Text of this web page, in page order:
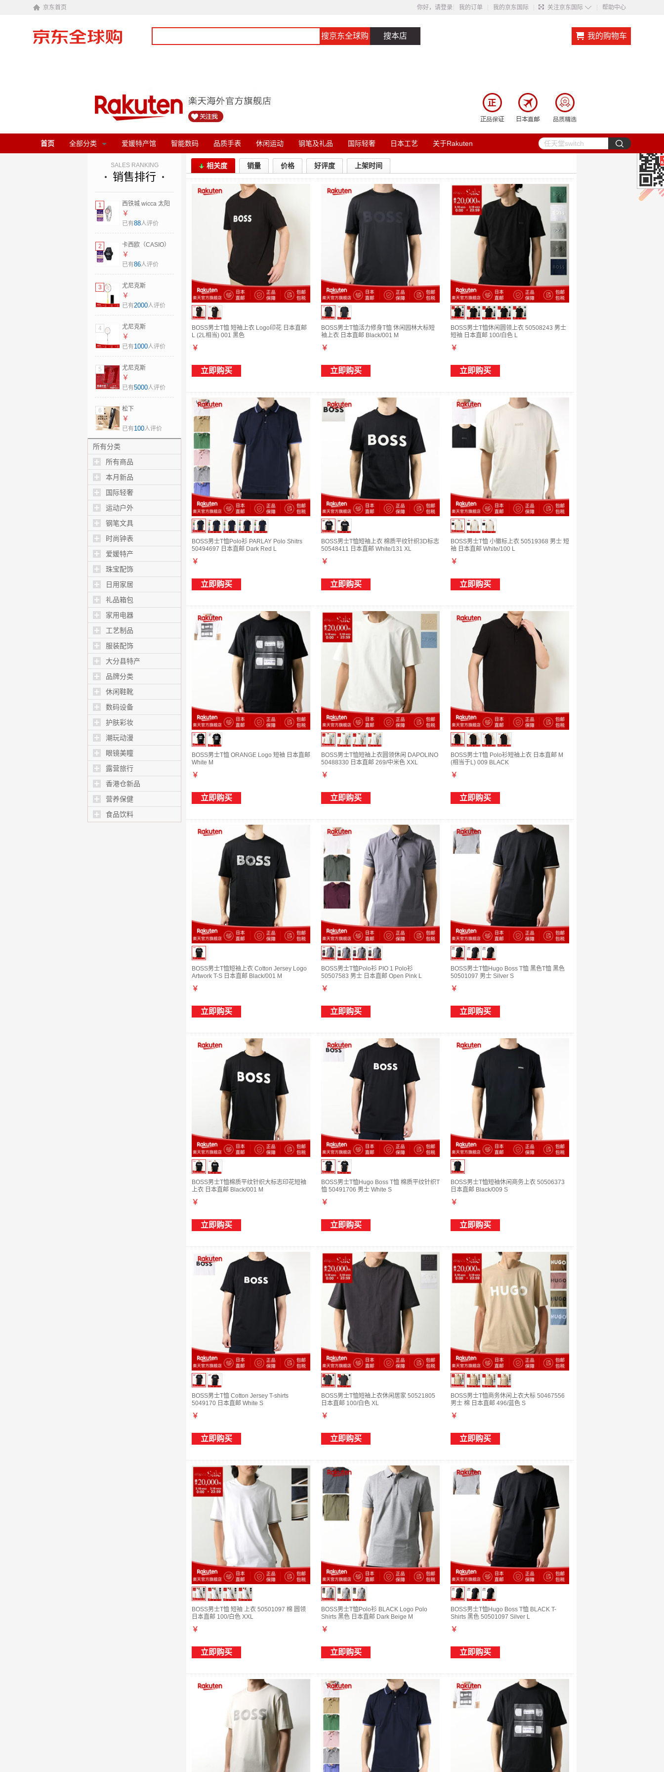
京东首页 你好，请登录 我的订单 我的京东国际 关注京东国际 ◇ 帮助中心
搜京东全球购 搜本店 我的购物车
首页 全部分类 爱媛特产馆 智能数码 品质手表 休闲运动 钢笔及礼品 国际轻奢 日本工艺 关于Rakuten
SALES RANKING
销售排行
1
西铁城 wicca 太阳
能女士手表 KH9-
914-93防水母亲节
￥
已有88人评价
2
卡西欧（CASIO）
太阳能电波手表男
士运动腕表G-
GW-6900U-1JF
(led背光升级版)
￥
已有86人评价
3
尤尼克斯
（YONEX）羽毛球
拍疾光NF1000Z单
NF1000Z 日版 4U5
￥
已有2000人评价
4
尤尼克斯
（YONEX）羽毛球
拍新款疾光NF700P
空拍 日本直邮 新款
2NF700Pro JP版
4U6
￥
已有1000人评价
5
尤尼克斯
（YONEX）羽毛球
拍弓箭11日版JP版
空拍日本直邮
ARC11-Pro 4U5
￥
已有5000人评价
6
松下
（Panasonic）女
士卷直发棒两用造
板 EH-HS0J 日本直
邮 EH-HS0J-W（白
色） -
￥
已有100人评价
所有分类
所有商品
本月新品
国际轻奢
运动户外
钢笔文具
时尚钟表
爱媛特产
珠宝配饰
日用家居
礼品箱包
家用电器
工艺制品
服装配饰
大分县特产
品牌分类
休闲鞋靴
数码设备
护肤彩妆
潮玩动漫
眼镜美瞳
露营旅行
香港仓新品
营养保健
食品饮料
相关度 销量 价格 好评度 上架时间
BOSS男士T恤 短袖上衣 Logo印花 日本直邮
L (2L相当) 001 黑色
￥
立即购买
BOSS男士T恤活力修身T恤 休闲园林大标短
袖上衣 日本直邮 Black/001 M
￥
立即购买
BOSS男士T恤休闲圆领上衣 50508243 男士
短袖 日本直邮 100/白色 L
￥
立即购买
BOSS男士T恤Polo衫 PARLAY Polo Shitrs
50494697 日本直邮 Dark Red L
￥
立即购买
BOSS男士T恤短袖上衣 棉质平纹针织3D标志
50548411 日本直邮 White/131 XL
￥
立即购买
BOSS男士T恤 小徽标上衣 50519368 男士 短
袖 日本直邮 White/100 L
￥
立即购买
BOSS男士T恤 ORANGE Logo 短袖 日本直邮
White M
￥
立即购买
BOSS男士T恤短袖上衣圆领休闲 DAPOLINO
50488330 日本直邮 269/中米色 XXL
￥
立即购买
BOSS男士T恤 Polo衫短袖上衣 日本直邮 M
(相当于L) 009 BLACK
￥
立即购买
BOSS男士T恤短袖上衣 Cotton Jersey Logo
Artwork T-S 日本直邮 Black/001 M
￥
立即购买
BOSS男士T恤Polo衫 PIO 1 Polo衫
50507583 男士 日本直邮 Open Pink L
￥
立即购买
BOSS男士T恤Hugo Boss T恤 黑色T恤 黑色
50501097 男士 Silver S
￥
立即购买
BOSS男士T恤棉质平纹针织大标志印花短袖
上衣 日本直邮 Black/001 M
￥
立即购买
BOSS男士T恤Hugo Boss T恤 棉质平纹针织T
恤 50491706 男士 White S
￥
立即购买
BOSS男士T恤短袖休闲商务上衣 50506373
日本直邮 Black/009 S
￥
立即购买
BOSS男士T恤 Cotton Jersey T-shirts
5049170 日本直邮 White S
￥
立即购买
BOSS男士T恤短袖上衣休闲居家 50521805
日本直邮 100/白色 XL
￥
立即购买
BOSS男士T恤商务休闲上衣大标 50467556
男士 棉 日本直邮 496/蓝色 S
￥
立即购买
BOSS男士T恤 短袖 上衣 50501097 棉 圆领
日本直邮 100/白色 XXL
￥
立即购买
BOSS男士T恤Polo衫 BLACK Logo Polo
Shirts 黑色 日本直邮 Dark Beige M
￥
立即购买
BOSS男士T恤Hugo Boss T恤 BLACK T-
Shirts 黑色 50501097 Silver L
￥
立即购买